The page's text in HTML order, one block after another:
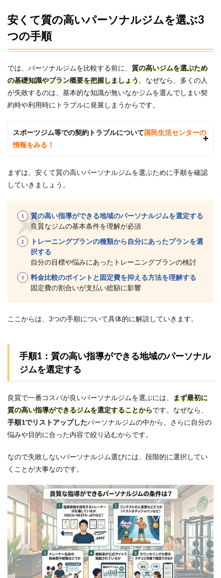
方法
3
にあ
ーソ
ナル
ジム
の総
額比
額安
い
当サ
イト
亀有
のパ
ーソ
ナル
ジム
ラン
キン
4.1
亀有
店｜
海外
モデ
よう
なS字
スタ
イル
に期
4.2
2位：
ぎり
塾 亀
有店
｜ア
ロマ
香る
空間
で無
理の
ダイ
安くて質の高いパーソナルジムを選ぶ3
つの手順
では、パーソナルジムを比較する前に、 質の高いジムを選ぶため
の基礎知識やプラン概要を把握しましょう。なぜなら、多くの人
が失敗するのは、基本的な知識が無いなかジムを選んでしまい契
約時や利用時にトラブルに発展しまうからです。
スポーツジム等での契約トラブルについて国民生活センターの
情報をみる！
まずは、安くて質の高いパーソナルジムを選ぶために手順を確認
していきましょう。
質の高い指導ができる地域のパーソナルジムを選定する
良質なジムの基本条件を理解が必須
トレーニングプランの種類から自分にあったプランを選
択する
自分の目標や悩みにあったトレーニングプランの検討
料金比較のポイントと固定費を抑える方法を理解する
固定費の割合いが支払い総額に影響
ここからは、3つの手順について具体的に解説していきます。
手順1：質の高い指導ができる地域のパーソナル
ジムを選定する
良質で一番コスパが良いパーソナルジムを選ぶには、 まず最初に
質の高い指導ができるジムを選定することからです。なぜなら、
手順1でリストアップしたパーソナルジムの中から
、さらに自分の
悩みや目的に合った内容で絞り込むからです。
なので失敗しないパーソナルジム選びには、段階的に選択してい
くことが大事なのです。